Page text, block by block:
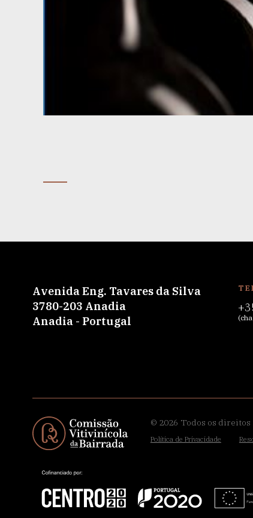
Avenida Eng. Tavares da Silva
3780-203 Anadia
Anadia - Portugal
© 2026 Todos os direitos
Política de Privacidade